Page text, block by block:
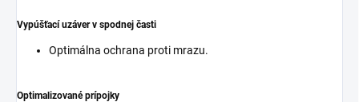
Vypúšťací uzáver v spodnej časti
Optimálna ochrana proti mrazu.
Optimalizované prípojky